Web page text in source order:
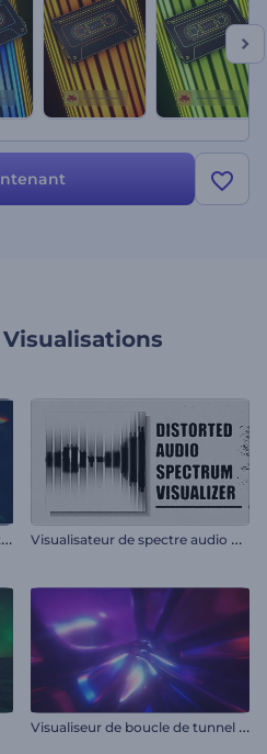
le passé et le présent !
Visualisations
V
isualiseur de musique alternative V
isualisateur de spectre audio déformé
V
isualiseur de boucle de tunnel infini